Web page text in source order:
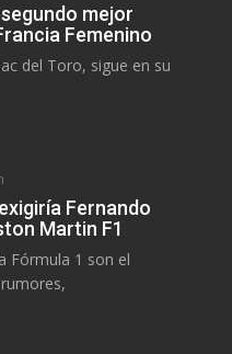
mejor
Femenino
del Toro, sigue en su
Fernando
Martin F1
Fórmula 1 son el